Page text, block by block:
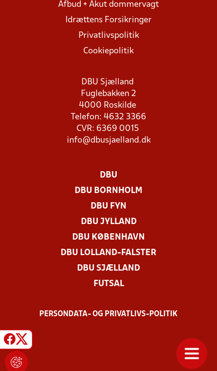
Afbud + Akut dommervagt
Idrættens Forsikringer
Privatlivspolitik
Cookiepolitik
DBU Sjælland
Fuglebakken 2
4000 Roskilde
Telefon: 4632 3366
CVR: 6369 0015
info@dbusjaelland.dk
DBU
DBU BORNHOLM
DBU FYN
DBU JYLLAND
DBU KØBENHAVN
DBU LOLLAND-FALSTER
DBU SJÆLLAND
FUTSAL
PERSONDATA- OG PRIVATLIVS-POLITIK